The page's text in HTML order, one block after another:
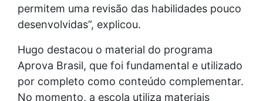
permitem uma revisão das habilidades pouco
desenvolvidas”, explicou.
Hugo destacou o material do programa
Aprova Brasil, que foi fundamental e utilizado
por completo como conteúdo complementar.
No momento, a escola utiliza materiais